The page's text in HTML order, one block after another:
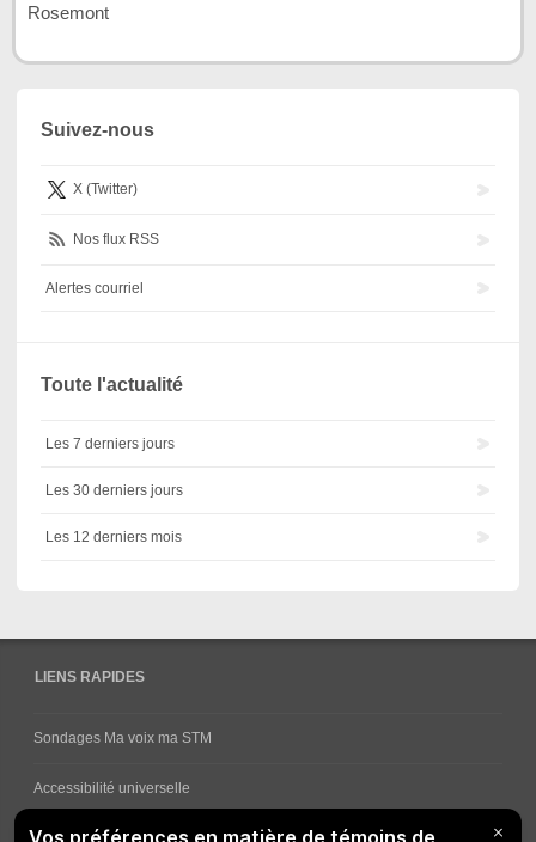
Rosemont
Suivez-nous
X (Twitter)
Nos flux RSS
Alertes courriel
Toute l'actualité
Les 7 derniers jours
Les 30 derniers jours
Les 12 derniers mois
LIENS RAPIDES
Sondages Ma voix ma STM
Accessibilité universelle